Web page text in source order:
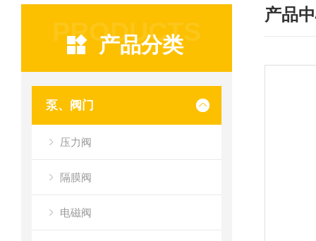
PRODUCTS
产品分类
泵、阀门
压力阀
隔膜阀
电磁阀
产品